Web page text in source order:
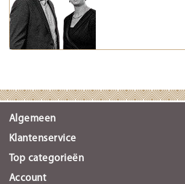
Algemeen
Klantenservice
Top categorieën
Account